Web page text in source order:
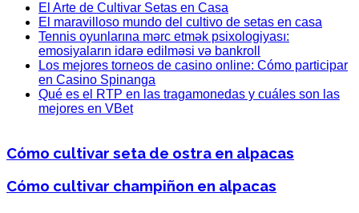
El Arte de Cultivar Setas en Casa
El maravilloso mundo del cultivo de setas en casa
Tennis oyunlarına mərc etmək psixologiyası:
emosiyaların idarə edilməsi və bankroll
Los mejores torneos de casino online: Cómo participar
en Casino Spinanga
Qué es el RTP en las tragamonedas y cuáles son las
mejores en VBet
Cómo cultivar seta de ostra en alpacas
Cómo cultivar champiñon en alpacas